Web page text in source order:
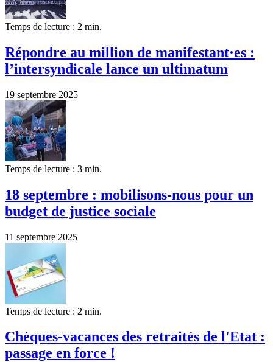
Temps de lecture : 2 min.
Répondre au million de manifestant·es :
l’intersyndicale lance un ultimatum
19 septembre 2025
Temps de lecture : 3 min.
18 septembre : mobilisons-nous pour un
budget de justice sociale
11 septembre 2025
Temps de lecture : 2 min.
Chèques-vacances des retraités de l'Etat :
passage en force !